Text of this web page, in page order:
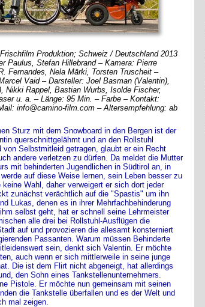
Produktion; Schweiz / Deutschland 2013
Paulus, Stefan Hillebrand – Kamera: Pierre
Fernandes, Nela Märki, Torsten Truscheit –
Vaid – Darsteller: Joel Basman (Valentin),
Nikki Rappel, Bastian Wurbs, Isolde Fischer,
u. a. – Länge: 95 Min. – Farbe – Kontakt:
info@camino-film.com – Altersempfehlung: ab
Sturz mit dem Snowboard in den Bergen ist der
querschnittgelähmt und an den Rollstuhl
von Selbstmitleid getragen, glaubt er ein Recht
andere verletzen zu dürfen. Da meldet die Mutter
mit behinderten Jugendlichen in Südtirol an, in
auf diese Weise lernen, sein Leben besser zu
Wahl, daher verweigert er sich dort jeder
zunächst verächtlich auf die "Spastis" um ihn
Lukas, denen es in ihrer Mehrfachbehinderung
selbst geht, hat er schnell seine Lehrmeister
alle drei bei Rollstuhl-Ausflügen die
auf und provozieren die allesamt konsterniert
Passanten. Warum müssen Behinderte
sein, denkt sich Valentin. Er möchte
auch wenn er sich mittlerweile in seine junge
Die ist dem Flirt nicht abgeneigt, hat allerdings
den Sohn eines Tankstellenunternehmers.
Pistole. Er möchte nun gemeinsam mit seinen
die Tankstelle überfallen und es der Welt und
mal zeigen.